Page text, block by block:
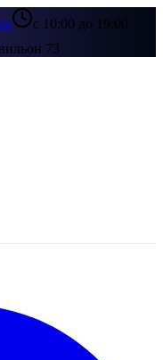
с 10:00 до 19:00
73